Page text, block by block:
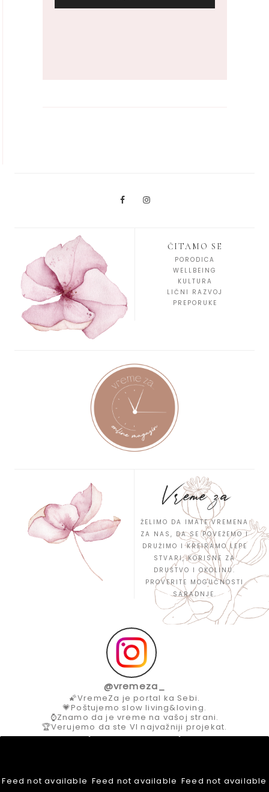
ČITAMO SE
PORODICA
WELLBEING
KULTURA
LIČNI RAZVOJ
PREPORUKE
Vreme za
ŽELIMO DA IMATE VREMENA
ZA NAS, DA SE POVEŽEMO I
DRUŽIMO I KREIRAMO LEPE
STVARI, KORISNE ZA
DRUŠTVO I OKOLINU.
PROVERITE MOGUĆNOSTI
SARADNJE.
@vremeza_
🌠VremeZa je portal ka Sebi.
💗Poštujemo slow living&loving.
⌚Znamo da je vreme na vašoj strani.
🏆Verujemo da ste VI najvažniji projekat.
Feed not available Feed not available Feed not available